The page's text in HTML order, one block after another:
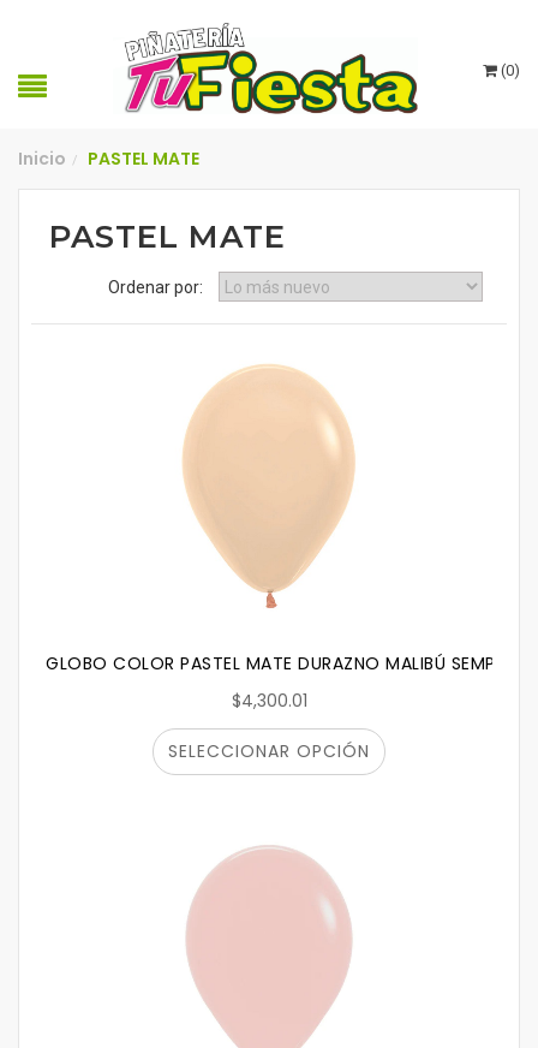
(0)
Inicio / PASTEL MATE
PASTEL MATE
Ordenar por:
GLOBO COLOR PASTEL MATE DURAZNO MALIBÚ
$4,300.01
SELECCIONAR OPCIÓN